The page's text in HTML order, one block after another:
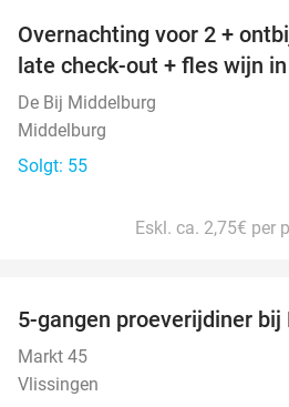
Overnachting voor 2 +
late check-out + fles wijn
De Bij Middelburg
Middelburg
Solgt: 55
Eskl. ca. 2,75€ per
5-gangen proeverijdiner
Markt 45
Vlissingen